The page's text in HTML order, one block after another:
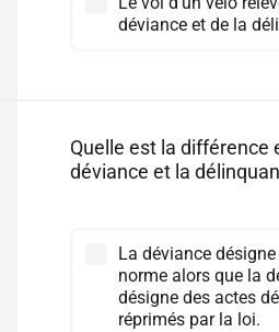
déviance et de la
Quelle est la différence
déviance et la
La déviance
norme alors que la
désigne des actes
réprimés par la loi.